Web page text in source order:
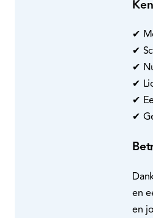
✔
✔
✔
✔
✔
✔
en
en